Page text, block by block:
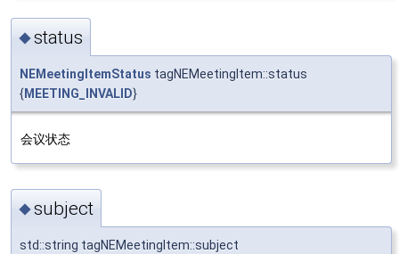
◆status
NEMeetingItemStatus tagNEMeetingItem::status
{MEETING_INVALID}
会议状态
◆subject
std::string tagNEMeetingItem::subject